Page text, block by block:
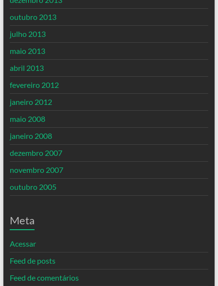
outubro 2013
julho 2013
maio 2013
abril 2013
fevereiro 2012
janeiro 2012
maio 2008
janeiro 2008
dezembro 2007
novembro 2007
outubro 2005
Meta
Acessar
Feed de posts
Feed de comentários